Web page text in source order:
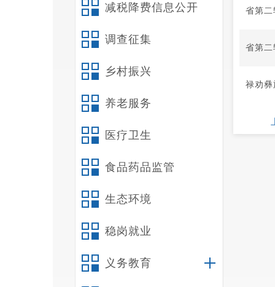
减税降费信息公开
调查征集
乡村振兴
养老服务
医疗卫生
食品药品监管
生态环境
稳岗就业
义务教育
省第
省第
禄劝